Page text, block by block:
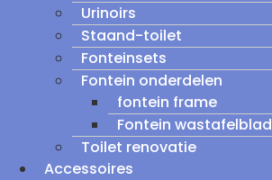
Urinoirs
Staand-toilet
Fonteinsets
Fontein onderdelen
fontein frame
Fontein wastafelblad
Toilet renovatie
Accessoires